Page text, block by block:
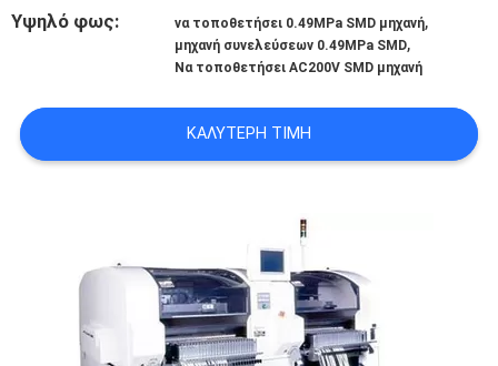
ΖΗΤΉΣΤΕ
ΈΝΑ
SITEMAP
PRIVACY
Υψηλό φως: να τοποθετήσει 0.49MPa SMD μηχανή,
μηχανή συνελεύσεων 0.49MPa SMD,
Να τοποθετήσει AC200V SMD μηχανή
ΚΑΛΎΤΕΡΗ ΤΙΜΉ